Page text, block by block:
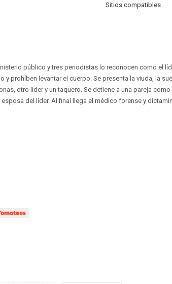
Sitios compatibles
público y tres periodistas lo reconocen como el
y prohíben levantar el cuerpo. Se presenta la viuda, la
otro líder y un taquero. Se detiene a una pareja
del líder. Al final llega el médico forense y